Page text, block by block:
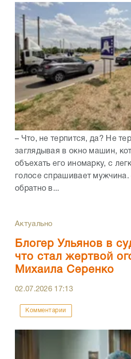
– Что, не терпится, да? Не
заглядывая в окно машин,
объехать его иномарку, с
голосе спрашивает мужчина.
обратно в...
Актуально
Блогер Ульянов в
что стал жертвой
Михаила Серенко
02.07.2026 17:13
Комментарии